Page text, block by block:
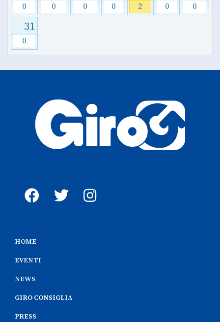
0 0 0 0 2 0 0
31
0
HOME
EVENTI
NEWS
GIRO CONSIGLIA
PRESS